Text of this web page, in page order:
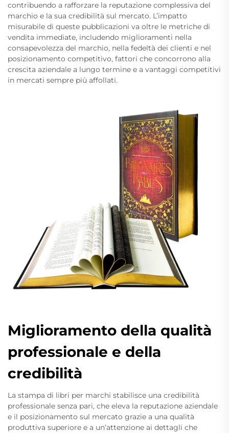
contribuendo a rafforzare la reputazione complessiva del
marchio e la sua credibilità sul mercato. L’impatto
misurabile di queste pubblicazioni va oltre le metriche di
vendita immediate, includendo miglioramenti nella
consapevolezza del marchio, nella fedeltà dei clienti e nel
posizionamento competitivo, fattori che concorrono alla
crescita aziendale a lungo termine e a vantaggi competitivi
in mercati sempre più affollati.
Miglioramento della qualità
professionale e della
credibilità
La stampa di libri per marchi stabilisce una credibilità
professionale senza pari, che eleva la reputazione aziendale
e il posizionamento sul mercato grazie a una qualità
produttiva superiore e a un’attenzione ai dettagli che